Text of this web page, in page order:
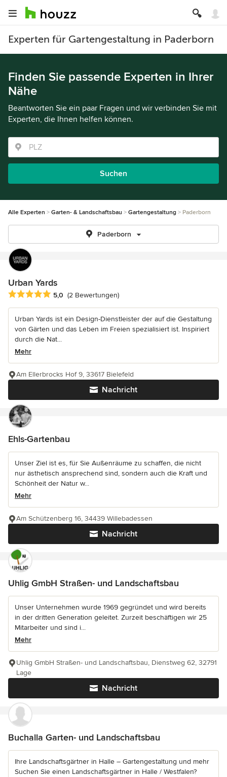
Experten für Gartengestaltung in Paderborn
Finden Sie passende Experten in Ihrer
Nähe
Beantworten Sie ein paar Fragen und wir verbinden Sie mit
Experten, die Ihnen helfen können.
Suchen
Alle Experten Garten- & Landschaftsbau Gartengestaltung Paderborn
Paderborn
Urban Yards
Durchschnittliche Bewertung: 5 von 5 Sternen
5,0 (2 Bewertungen)
Urban Yards ist ein Design-Dienstleister der auf die Gestaltung
von Gärten und das Leben im Freien spezialisiert ist. Inspiriert
durch die Nat...
Mehr
Nachricht
Am Ellerbrocks Hof 9, 33617 Bielefeld
Ehls-Gartenbau
Unser Ziel ist es, für Sie Außenräume zu schaffen, die nicht
nur ästhetisch ansprechend sind, sondern auch die Kraft und
Schönheit der Natur w...
Mehr
Nachricht
Am Schützenberg 16, 34439 Willebadessen
Uhlig GmbH Straßen- und Landschaftsbau
Unser Unternehmen wurde 1969 gegründet und wird bereits
in der dritten Generation geleitet. Zurzeit beschäftigen wir 25
Mitarbeiter und sind i...
Mehr
Nachricht
Uhlig GmbH Straßen- und Landschaftsbau, Dienstweg 62, 32791
Lage
Buchalla Garten- und Landschaftsbau
Ihre Landschaftsgärtner in Halle – Gartengestaltung und mehr
Suchen Sie einen Landschaftsgärtner in Halle / Westfalen?